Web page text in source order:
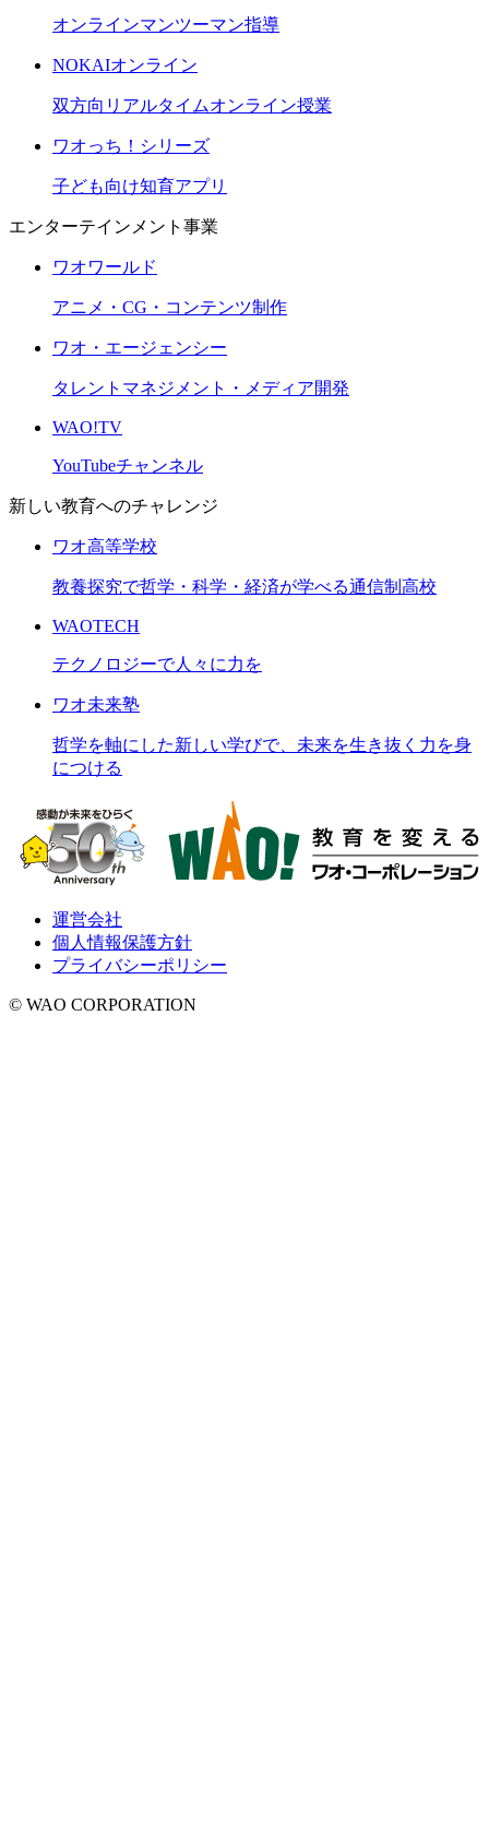
オンラインマンツーマン指導
NOKAIオンライン
双方向リアルタイムオンライン授業
ワオっち！シリーズ
子ども向け知育アプリ
エンターテインメント事業
ワオワールド
アニメ・CG・コンテンツ制作
ワオ・エージェンシー
タレントマネジメント・メディア開発
WAO!TV
YouTubeチャンネル
新しい教育へのチャレンジ
ワオ高等学校
教養探究で哲学・科学・経済が学べる通信制高校
WAOTECH
テクノロジーで人々に力を
ワオ未来塾
哲学を軸にした新しい学びで、未来を生き抜く力を身
につける
運営会社
個人情報保護方針
プライバシーポリシー
© WAO CORPORATION